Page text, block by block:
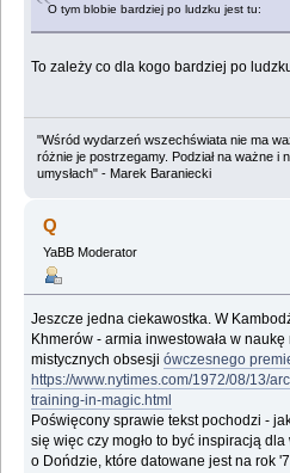
O tym blobie bardziej po ludzku jest tu:
To zależy co dla kogo bardziej po
"Wśród wydarzeń wszechświata nie ma
różnie je postrzegamy. Podział na ważne i
umysłach" - Marek Baraniecki
Q
YaBB Moderator
Jeszcze jedna ciekawostka. W
Khmerów - armia inwestowała w
mistycznych obsesjiówczesnego
https://www.nytimes.com/1972/08/13/
training-in-magic.html
Poświęcony sprawie tekst pochodzi -
się więc czy mogło to być inspiracją
o Dońdzie, które datowane jest na rok